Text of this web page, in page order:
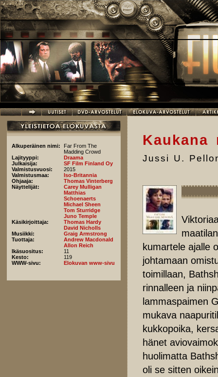
Hyppää pääsisältöön
Alkuperäinen nimi:
Far From The
Madding Crowd
Lajityyppi:
Draama
Julkaisija:
SF Film Finland Oy
Valmistusvuosi:
2015
Valmistusmaa:
Iso-Britannia
Ohjaaja:
Thomas Vinterberg
Näyttelijät:
Carey Mulligan
Matthias
Schoenaerts
Michael Sheen
Tom Sturridge
Juno Temple
Käsikirjoittaja:
Thomas Hardy
David Nicholls
Musiikki:
Graig Armstrong
Tuottaja:
Andrew Macdonald
Allon Reich
Ikäsuositus:
11
Kesto:
119
WWW-sivu:
Elokuvan www-sivu
Kaukana
Jussi U.
kumartele ajalle
johtamaan
toimillaan,
rinnalleen ja
lammaspaimen
mukava
kukkopoika,
hänet
huolimatta
oli se sitten